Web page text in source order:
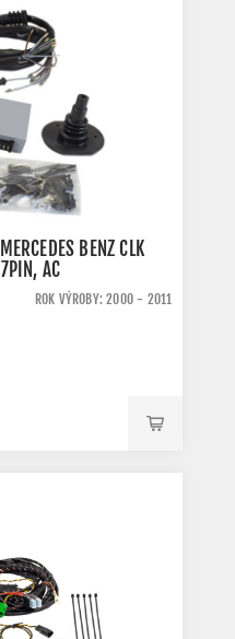
BENZ CLK
AC
ROK VÝROBY: 2000 - 2011